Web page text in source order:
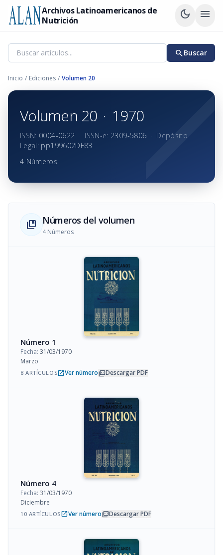
Archivos Latinoamericanos de
Nutrición
dark_mode menu
searchBuscar
Inicio / Ediciones / Volumen 20
Volumen 20 · 1970
ISSN: 0004-0622 · ISSN-e: 2309-5806 · Depósito
Legal: pp199602DF83
4 Números
collections_bookmark Números del volumen
4 Números
Número 1
Fecha: 31/03/1970
Marzo
8 ARTÍCULOSopen_in_newVer númeropicture_as_pdfDescargar PDF
Número 4
Fecha: 31/03/1970
Diciembre
10 ARTÍCULOSopen_in_newVer númeropicture_as_pdfDescargar PDF